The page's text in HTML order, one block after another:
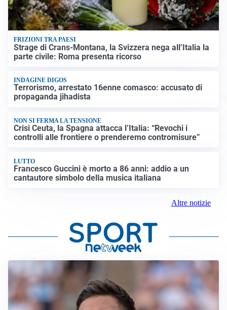
FRIZIONI TRA PAESI
Strage di Crans-Montana, la Svizzera nega all’Italia la
parte civile: Roma presenta ricorso
INDAGINE DIGOS
Terrorismo, arrestato 16enne comasco: accusato di
propaganda jihadista
NON SI FERMA LA TENSIONE
Crisi Ceuta, la Spagna attacca l’Italia: “Revochi i
controlli alle frontiere o prenderemo contromisure”
LUTTO
Francesco Guccini è morto a 86 anni: addio a un
cantautore simbolo della musica italiana
Altre notizie